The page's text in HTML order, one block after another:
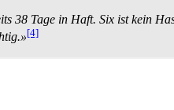
38 Tage in Haft. Six ist kein
[4]